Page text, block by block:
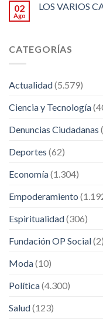
02
Ago
LOS VARIOS
CATEGORÍAS
Actualidad(5.579)
Ciencia y Tecnología
Denuncias Ciudadanas
Deportes (62)
Economía(1.304)
Empoderamiento
Espiritualidad(306)
Fundación OP Social(2)
Moda(10)
Política(4.300)
Salud(123)